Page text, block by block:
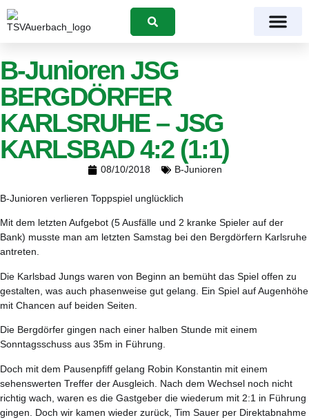
Suchen
B-Junioren JSG
BERGDÖRFER
KARLSRUHE – JSG
KARLSBAD 4:2 (1:1)
08/10/2018 B-Junioren
B-Junioren verlieren Toppspiel unglücklich
Mit dem letzten Aufgebot (5 Ausfälle und 2 kranke Spieler auf der
Bank) musste man am letzten Samstag bei den Bergdörfern Karlsruhe
antreten.
Die Karlsbad Jungs waren von Beginn an bemüht das Spiel offen zu
gestalten, was auch phasenweise gut gelang. Ein Spiel auf Augenhöhe
mit Chancen auf beiden Seiten.
Die Bergdörfer gingen nach einer halben Stunde mit einem
Sonntagsschuss aus 35m in Führung.
Doch mit dem Pausenpfiff gelang Robin Konstantin mit einem
sehenswerten Treffer der Ausgleich. Nach dem Wechsel noch nicht
richtig wach, waren es die Gastgeber die wiederum mit 2:1 in Führung
gingen. Doch wir kamen wieder zurück, Tim Sauer per Direktabnahme